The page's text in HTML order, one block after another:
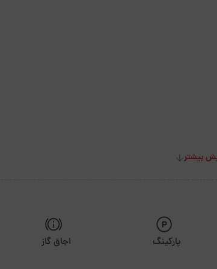
بیشتر
پارکینگ اجاق گاز